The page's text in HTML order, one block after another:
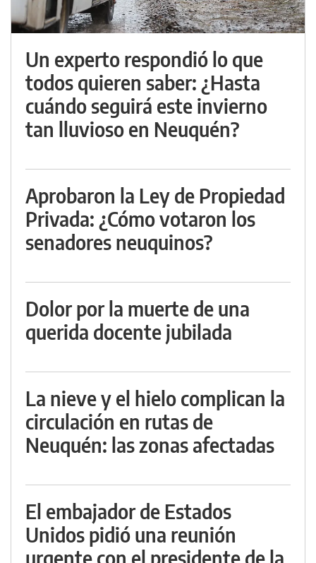
Un experto respondió lo que
todos quieren saber: ¿Hasta
cuándo seguirá este invierno
tan lluvioso en Neuquén?
Aprobaron la Ley de Propiedad
Privada: ¿Cómo votaron los
senadores neuquinos?
Dolor por la muerte de una
querida docente jubilada
La nieve y el hielo complican la
circulación en rutas de
Neuquén: las zonas afectadas
El embajador de Estados
Unidos pidió una reunión
urgente con el presidente de la